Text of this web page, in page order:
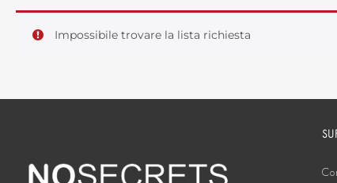
Impossibile trovare la lista richiesta